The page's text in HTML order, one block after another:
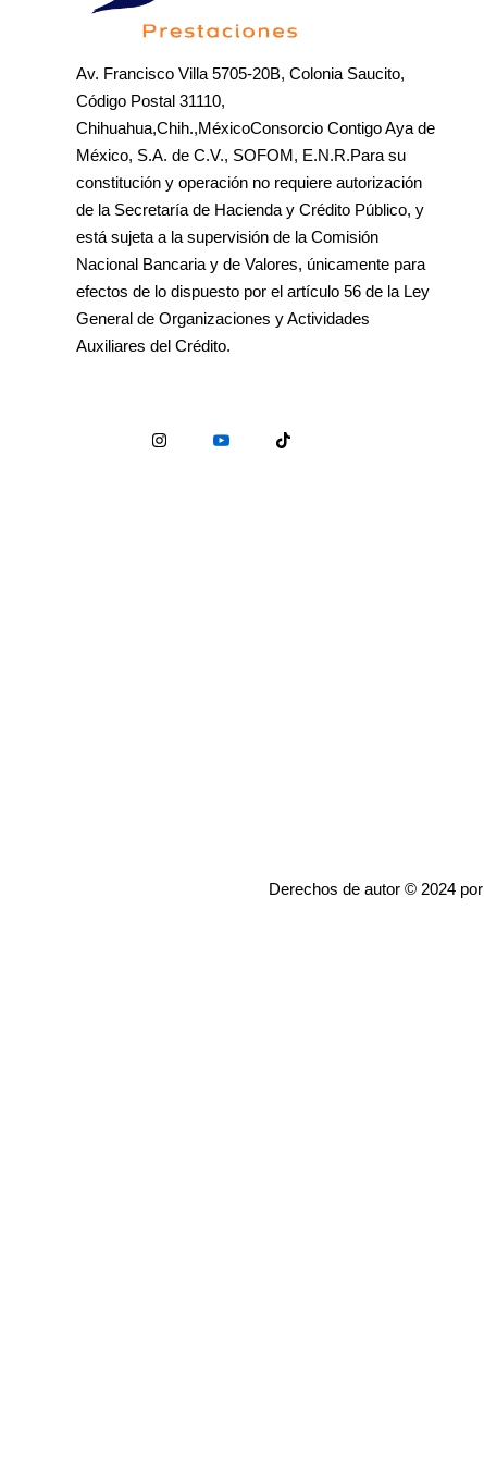
Av. Francisco Villa 5705-20B, Colonia Saucito,
Código Postal 31110,
Chihuahua,Chih.,MéxicoConsorcio Contigo Aya de
México, S.A. de C.V., SOFOM, E.N.R.Para su
constitución y operación no requiere autorización
de la Secretaría de Hacienda y Crédito Público, y
está sujeta a la supervisión de la Comisión
Nacional Bancaria y de Valores, únicamente para
efectos de lo dispuesto por el artículo 56 de la Ley
General de Organizaciones y Actividades
Auxiliares del Crédito.
Derechos de autor © 2024